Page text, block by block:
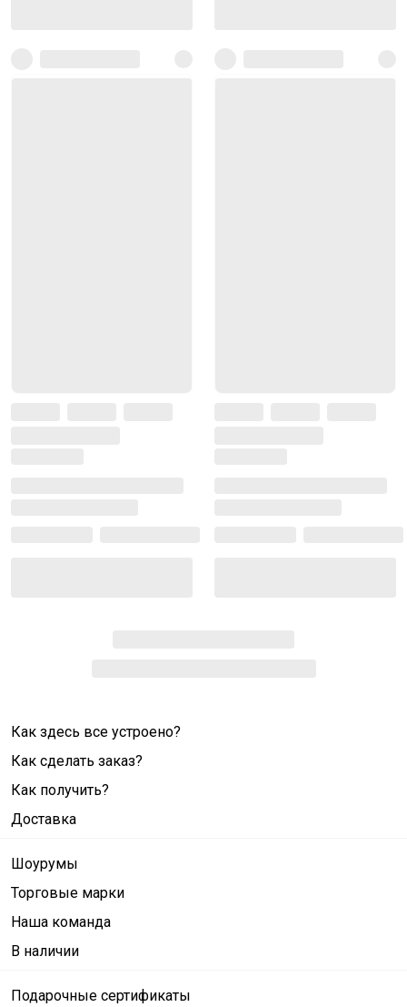
Как здесь все устроено?
Как сделать заказ?
Как получить?
Доставка
Шоурумы
Торговые марки
Наша команда
В наличии
Подарочные сертификаты